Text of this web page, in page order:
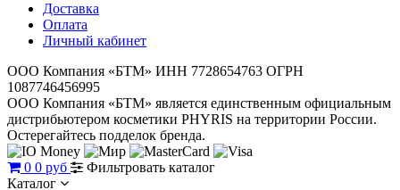
Доставка
Оплата
Личный кабинет
ООО Компания «БТМ» ИНН 7728654763 ОГРН
1087746456995
ООО Компания «БТМ» является единственным официальным
дистрибьютером косметики PHYRIS на территории России.
Остерегайтесь подделок бренда.
0 0 руб
Фильтровать каталог
Каталог